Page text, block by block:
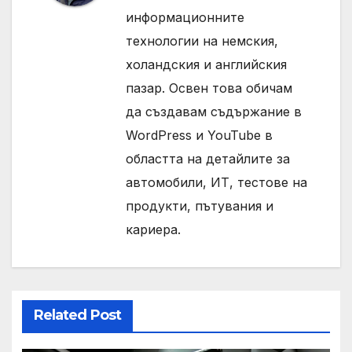
информационните
технологии на немския,
холандския и английския
пазар. Освен това обичам
да създавам съдържание в
WordPress и YouTube в
областта на детайлите за
автомобили, ИТ, тестове на
продукти, пътувания и
кариера.
Related Post